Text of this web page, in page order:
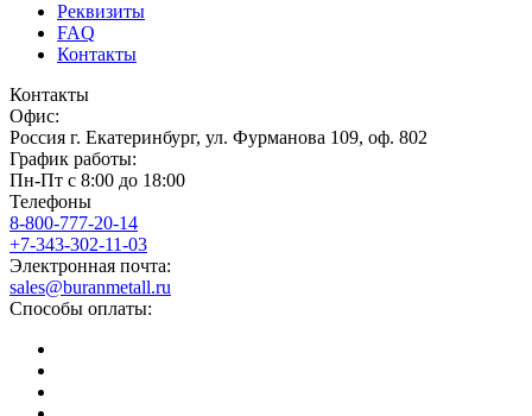
Реквизиты
FAQ
Контакты
Контакты
Офис:
Россия г. Екатеринбург, ул. Фурманова 109, оф. 802
График работы:
Пн-Пт с 8:00 до 18:00
Телефоны
8-800-777-20-14
+7-343-302-11-03
Электронная почта:
sales@buranmetall.ru
Способы оплаты: